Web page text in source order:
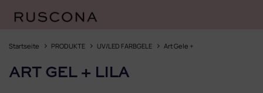
InhaltStartseite PRODUKTE UV/LED FARBGELE Art Gele +
ART GEL + LILA